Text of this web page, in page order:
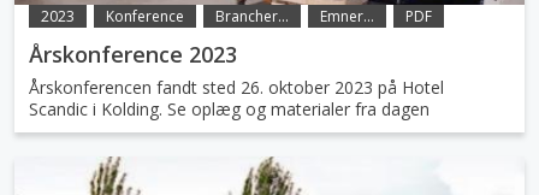
2023 Konference Brancher... Emner... PDF
Årskonference 2023
Årskonferencen fandt sted 26. oktober 2023 på Hotel
Scandic i Kolding. Se oplæg og materialer fra dagen